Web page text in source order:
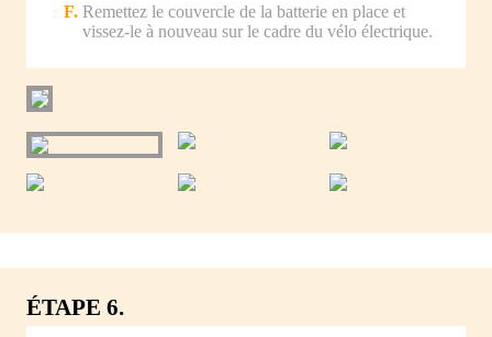
Remettez le couvercle de la batterie en place et
vissez-le à nouveau sur le cadre du vélo électrique.
ÉTAPE 6.